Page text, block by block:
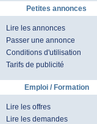
Petites annonces
Lire les annonces
Passer une annonce
Conditions d'utilisation
Tarifs de publicité
Emploi / Formation
Lire les offres
Lire les demandes